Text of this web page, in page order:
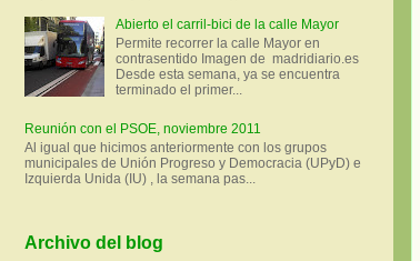
Abierto el carril-bici de la calle Mayor
Permite recorrer la calle Mayor en
contrasentido Imagen de madridiario.es
Desde esta semana, ya se encuentra
terminado el primer...
Reunión con el PSOE, noviembre 2011
Al igual que hicimos anteriormente con los grupos
municipales de Unión Progreso y Democracia (UPyD) e
Izquierda Unida (IU) , la semana pas...
Archivo del blog